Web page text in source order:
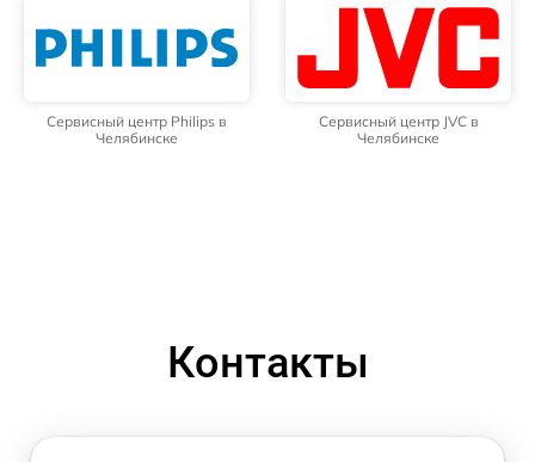
Сервисный центр Philips в
Челябинске
Сервисный центр JVC в
Челябинске
Контакты